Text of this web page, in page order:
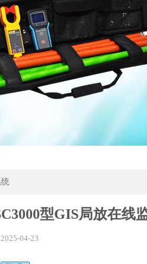
统
型GIS局放在线
2025-04-23